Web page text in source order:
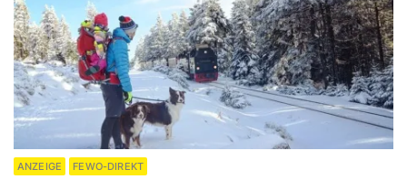
ANZEIGE FEWO-DIREKT